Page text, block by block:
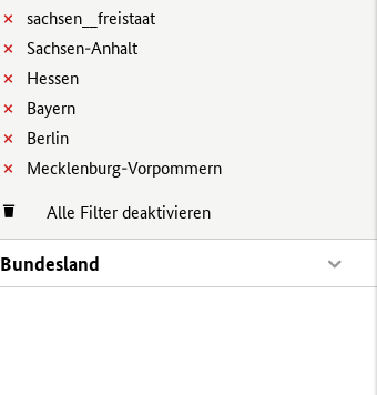
sachsen__freistaat
Sachsen-Anhalt
Hessen
Bayern
Berlin
Mecklenburg-Vorpommern
Alle Filter deaktivieren
Bundesland